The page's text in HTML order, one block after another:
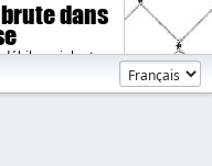
brute dans
violents.